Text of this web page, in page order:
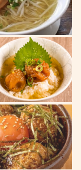
食べ飲み放